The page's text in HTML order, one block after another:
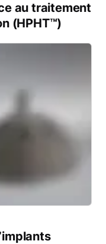
au traitement
(HPHT™)